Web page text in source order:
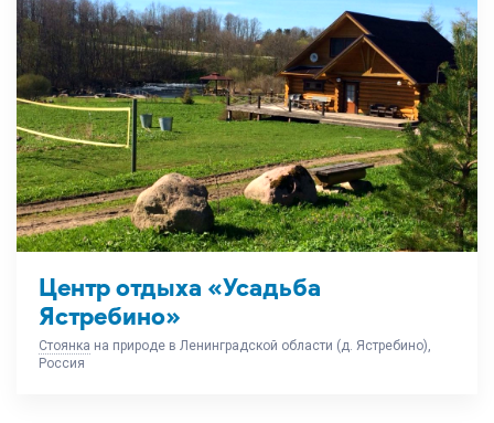
Центр отдыха «Усадьба
Ястребино»
Стоянка на природе в Ленинградской области (д. Ястребино),
Россия